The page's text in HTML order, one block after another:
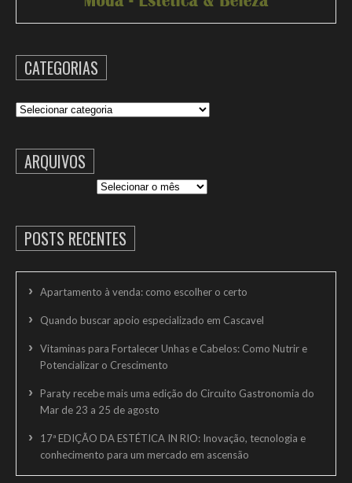
CATEGORIAS
Categorias
ARQUIVOS
POSTS RECENTES
Apartamento à venda: como escolher o certo
Quando buscar apoio especializado em Cascavel
Vitaminas para Fortalecer Unhas e Cabelos: Como Nutrir e
Potencializar o Crescimento
Paraty recebe mais uma edição do Circuito Gastronomia do
Mar de 23 a 25 de agosto
17ª EDIÇÃO DA ESTÉTICA IN RIO: Inovação, tecnologia e
conhecimento para um mercado em ascensão